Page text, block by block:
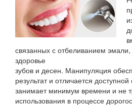
связанных с отбеливанием эмали,
здоровье
зубов и десен. Манипуляция
результат и отличается
занимает минимум времени и не
использования в процессе